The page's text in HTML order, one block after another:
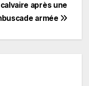
calvaire après une
armée